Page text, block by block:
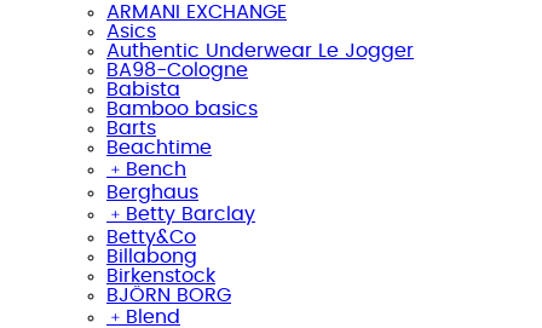
ARMANI EXCHANGE
Asics
Authentic Underwear Le Jogger
BA98-Cologne
Babista
Bamboo basics
Barts
Beachtime
﹢ Bench
Berghaus
﹢ Betty Barclay
Betty&Co
Billabong
Birkenstock
BJÖRN BORG
﹢ Blend